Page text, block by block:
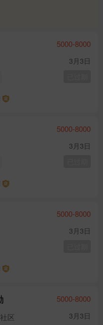
5000-8000
3月3日
5000-8000
3月3日
5000-8000
3月3日
区
5000-8000
3月3日